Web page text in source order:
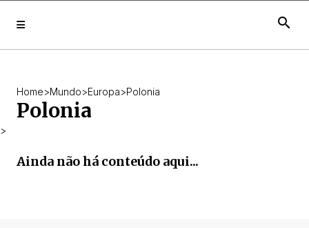
search
Home>Mundo>Europa>Polonia
Polonia
>
Ainda não há conteúdo aqui...